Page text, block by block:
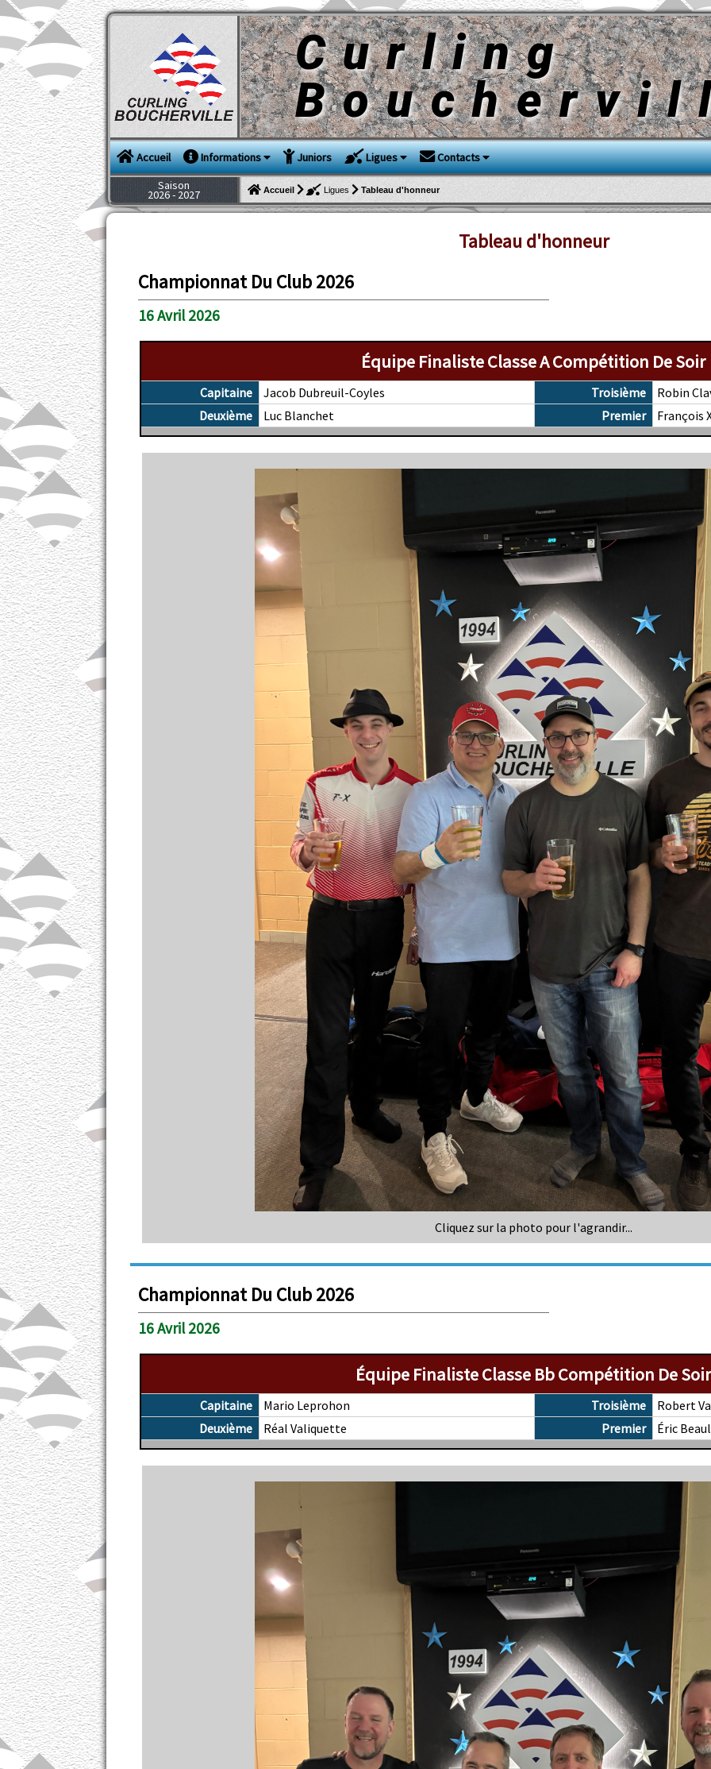
Curling
Accueil Informations Juniors Ligues
Contacts
Saison
2026 - 2027 Accueil Ligues Tableau d'honneur
Tableau d'honneur
Championnat Du Club 2026
16 Avril 2026
Équipe Finaliste Classe A Compétition De Soir
Capitaine Jacob Dubreuil-Coyles Troisième
Robin
Deuxième
Luc Blanchet Premier François
Cliquez sur la photo pour l'agrandir...
Championnat Du Club 2026
16 Avril 2026
Équipe Finaliste Classe Bb Compétition De Soir
Capitaine Mario Leprohon Troisième
Robert
Deuxième
Réal Valiquette Premier Éric